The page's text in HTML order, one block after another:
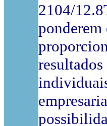
2104/